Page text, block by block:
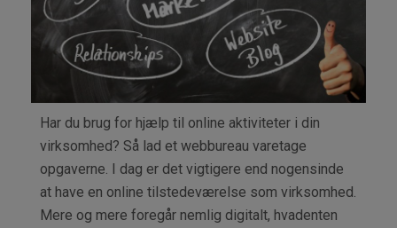
Har du brug for hjælp til online aktiviteter i din
virksomhed? Så lad et webbureau varetage
opgaverne. I dag er det vigtigere end nogensinde
at have en online tilstedeværelse som virksomhed.
Mere og mere foregår nemlig digitalt, hvadenten